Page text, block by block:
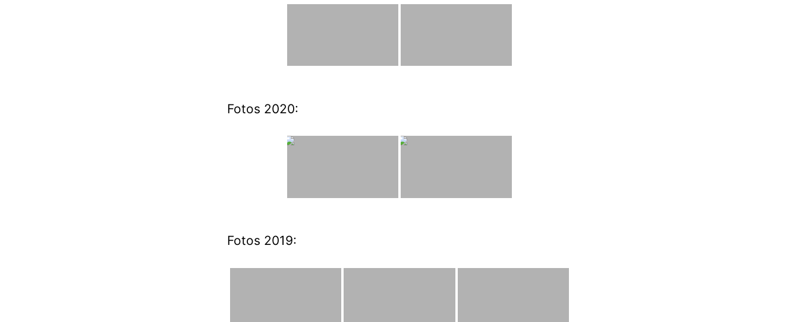
Fotos 2020:
Fotos 2019: